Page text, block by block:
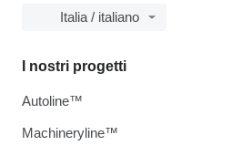
Italia / italiano
I nostri progetti
Autoline™
Machineryline™